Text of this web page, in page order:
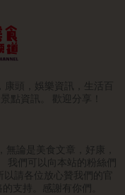
頭，娛樂資訊，生活百
點資訊。 歡迎分享！
論是美食文章，好康，
我們可以向本站的粉絲們
請各位放心贊我們的官
支持。感謝有你們。